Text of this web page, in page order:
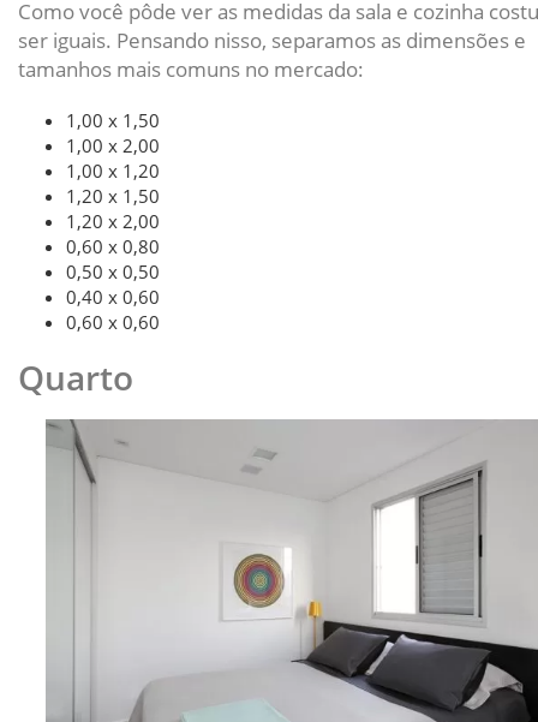
Como você pôde ver as medidas da sala e cozinha
ser iguais. Pensando nisso, separamos as dimensões e
tamanhos mais comuns no mercado:
1,00 x 1,50
1,00 x 2,00
1,00 x 1,20
1,20 x 1,50
1,20 x 2,00
0,60 x 0,80
0,50 x 0,50
0,40 x 0,60
0,60 x 0,60
Quarto